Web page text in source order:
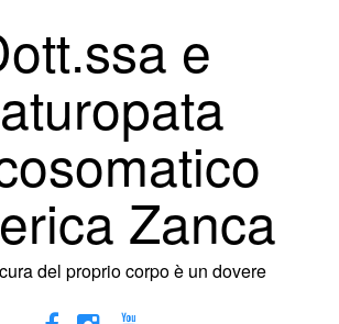
e
Zanca
del proprio corpo è un dovere